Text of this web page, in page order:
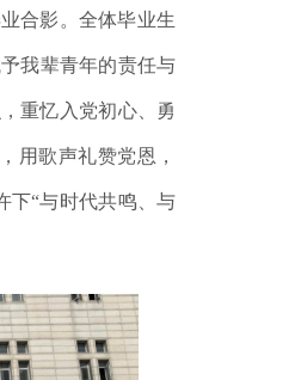
合影 。 全体毕业生
我辈青年的责任与
重忆入党初心、勇
用歌声礼赞党恩 ，
下“与时代共鸣、与